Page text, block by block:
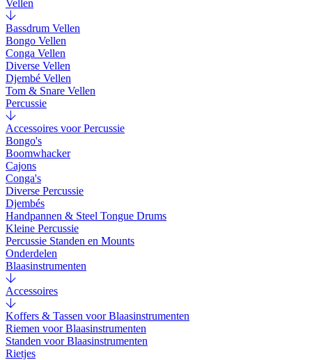
Vellen
Bassdrum Vellen
Bongo Vellen
Conga Vellen
Diverse Vellen
Djembé Vellen
Tom & Snare Vellen
Percussie
Accessoires voor Percussie
Bongo's
Boomwhacker
Cajons
Conga's
Diverse Percussie
Djembés
Handpannen & Steel Tongue Drums
Kleine Percussie
Percussie Standen en Mounts
Onderdelen
Blaasinstrumenten
Accessoires
Koffers & Tassen voor Blaasinstrumenten
Riemen voor Blaasinstrumenten
Standen voor Blaasinstrumenten
Rietjes